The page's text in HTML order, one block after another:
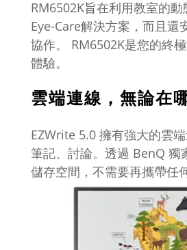
RM6502K旨在利用教室的
Eye-Care解決方案，而且
協作。 RM6502K是您的終
體驗。
雲端連線，無論在
EZWrite 5.0 擁有強大的雲
筆記、討論。透過 BenQ 獨
儲存空間，不需要再攜帶任